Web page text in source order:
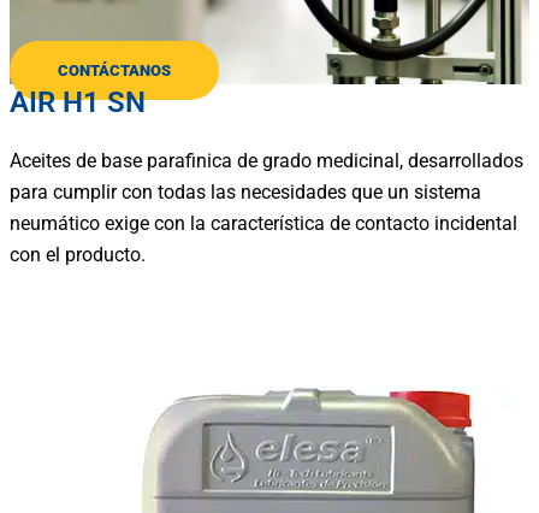
CONTÁCTANOS
AIR H1 SN
Aceites de base parafinica de grado medicinal, desarrollados
para cumplir con todas las necesidades que un sistema
neumático exige con la característica de contacto incidental
con el producto.